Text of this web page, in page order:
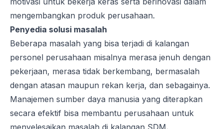
mengembangkan produk perusahaan.
Penyedia solusi masalah
Beberapa masalah yang bisa terjadi di kalangan
personel perusahaan misalnya merasa jenuh dengan
pekerjaan, merasa tidak berkembang, bermasalah
dengan atasan maupun rekan kerja, dan sebagainya.
Manajemen sumber daya manusia yang diterapkan
secara efektif bisa membantu perusahaan untuk